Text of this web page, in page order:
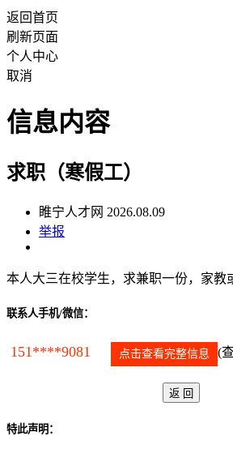
返回首页
刷新页面
个人中心
取消
信息内容
求职（寒假工）
睢宁人才网 2026.08.09
举报
本人大三在校学生，求兼职一份，家教
联系人手机/微信：
151****9081 点击查看完整信息 (
特此声明：